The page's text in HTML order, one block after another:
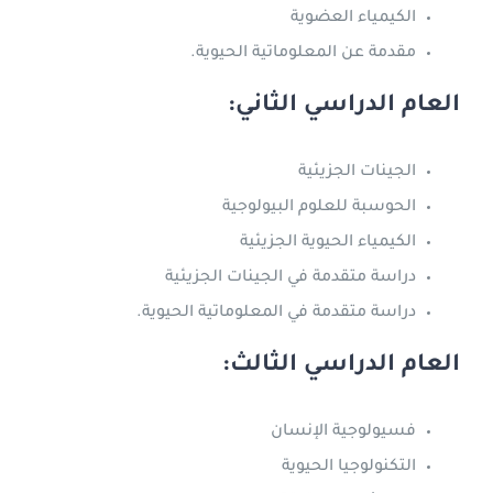
الكيمياء العضوية
مقدمة عن المعلوماتية الحيوية.
العام الدراسي الثاني:
الجينات الجزيئية
الحوسبة للعلوم البيولوجية
الكيمياء الحيوية الجزيئية
دراسة متقدمة في الجينات الجزيئية
دراسة متقدمة في المعلوماتية الحيوية.
العام الدراسي الثالث:
فسيولوجية الإنسان
التكنولوجيا الحيوية